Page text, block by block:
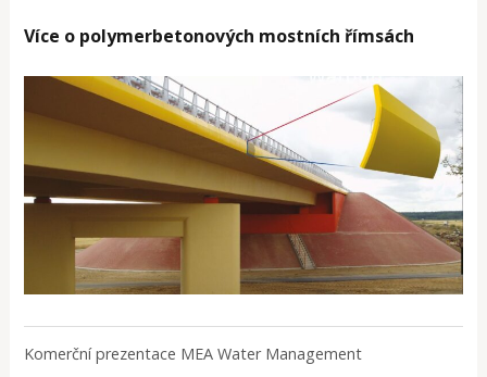
Více o polymerbetonových mostních římsách
Komerční prezentace MEA Water Management